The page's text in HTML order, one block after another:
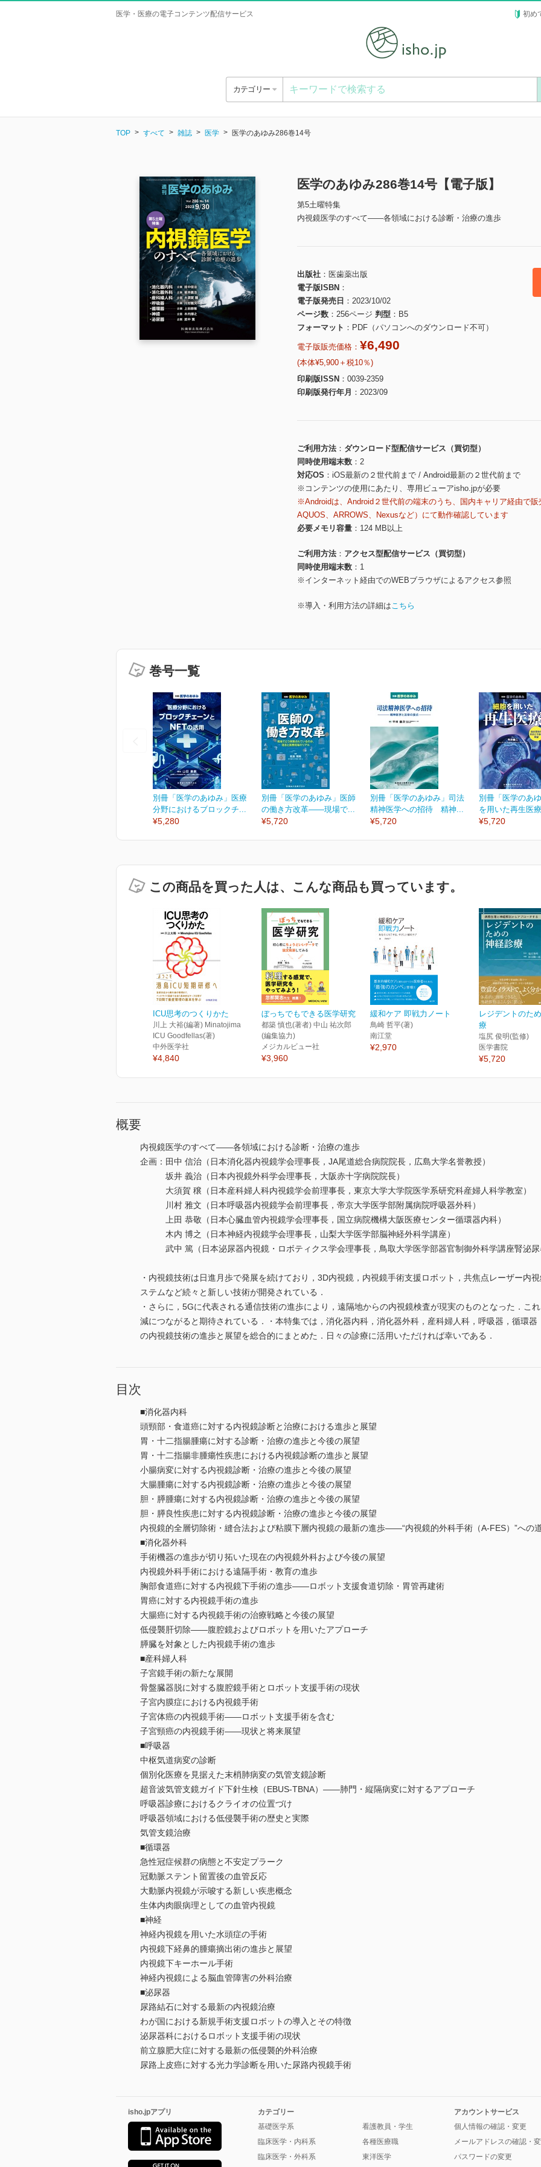
医学・医療の電子コンテンツ配信サービス 初め
カテゴリー
TOP すべて 雑誌 医学 医学のあゆみ286巻14号
医学のあゆみ286巻14号【電子版】
第5土曜特集
内視鏡医学のすべて――各領域における診断・治療の進歩
出版社
医歯薬出版
電子版ISBN
電子版発売日
2023/10/02
ページ数
256ページ 判型
B5
フォーマット
PDF（パソコンへのダウンロード不可）
電子版販売価格： ¥6,490
(本体¥5,900＋税10％)
印刷版ISSN
0039-2359
印刷版発行年月
2023/09
ご利用方法
ダウンロード型配信サービス（買切型）
同時使用端末数
2
対応OS
iOS最新の２世代前まで / Android最新の２世代前まで
※コンテンツの使用にあたり、専用ビューアisho.jpが必要
※Androidは、Android２世代前の端末のうち、国内キャリア経由で
AQUOS、ARROWS、Nexusなど）にて動作確認しています
必要メモリ容量
124 MB以上
ご利用方法
アクセス型配信サービス（買切型）
同時使用端末数
1
※インターネット経由でのWEBブラウザによるアクセス参照
※導入・利用方法の詳細はこちら
巻号一覧
別冊「医学のあゆみ」医療
分野におけるブロックチ...
¥5,280
別冊「医学のあゆみ」医師
の働き方改革――現場で...
¥5,720
別冊「医学のあゆみ」司法
精神医学への招待 精神...
¥5,720
別冊「医学のあ
を用いた再生医
¥5,720
この商品を買った人は、こんな商品も買っています。
ICU思考のつくりかた
川上 大裕(編著) Minatojima
ICU Goodfellas(著)
中外医学社
¥4,840
ぼっちでもできる医学研究
都築 慎也(著者) 中山 祐次郎
(編集協力)
メジカルビュー社
¥3,960
緩和ケア 即戦力ノート
鳥崎 哲平(著)
南江堂
¥2,970
レジデントのた
療
塩尻 俊明(監修)
医学書院
¥5,720
概要
内視鏡医学のすべて――各領域における診断・治療の進歩
企画：田中 信治（日本消化器内視鏡学会理事長，JA尾道総合病院院長，広島大学名誉教授）
坂井 義治（日本内視鏡外科学会理事長，大阪赤十字病院院長）
大須賀 穣（日本産科婦人科内視鏡学会前理事長，東京大学大学院医学系研究科産婦人科学教室）
川村 雅文（日本呼吸器内視鏡学会前理事長，帝京大学医学部附属病院呼吸器外科）
上田 恭敬（日本心臓血管内視鏡学会理事長，国立病院機構大阪医療センター循環器内科）
木内 博之（日本神経内視鏡学会理事長，山梨大学医学部脳神経外科学講座）
武中 篤（日本泌尿器内視鏡・ロボティクス学会理事長，鳥取大学医学部器官制御外科学講座腎泌尿
・内視鏡技術は日進月歩で発展を続けており，3D内視鏡，内視鏡手術支援ロボット，共焦点レーザー内
ステムなど続々と新しい技術が開発されている．
・さらに，5Gに代表される通信技術の進歩により，遠隔地からの内視鏡検査が現実のものとなった．こ
減につながると期待されている．・本特集では，消化器内科，消化器外科，産科婦人科，呼吸器，循環
の内視鏡技術の進歩と展望を総合的にまとめた．日々の診療に活用いただければ幸いである．
目次
■消化器内科
頭頸部・食道癌に対する内視鏡診断と治療における進歩と展望
胃・十二指腸腫瘍に対する診断・治療の進歩と今後の展望
胃・十二指腸非腫瘍性疾患における内視鏡診断の進歩と展望
小腸病変に対する内視鏡診断・治療の進歩と今後の展望
大腸腫瘍に対する内視鏡診断・治療の進歩と今後の展望
胆・膵腫瘍に対する内視鏡診断・治療の進歩と今後の展望
胆・膵良性疾患に対する内視鏡診断・治療の進歩と今後の展望
内視鏡的全層切除術・縫合法および粘膜下層内視鏡の最新の進歩――“内視鏡的外科手術（A-FES）”への
■消化器外科
手術機器の進歩が切り拓いた現在の内視鏡外科および今後の展望
内視鏡外科手術における遠隔手術・教育の進歩
胸部食道癌に対する内視鏡下手術の進歩――ロボット支援食道切除・胃管再建術
胃癌に対する内視鏡手術の進歩
大腸癌に対する内視鏡手術の治療戦略と今後の展望
低侵襲肝切除――腹腔鏡およびロボットを用いたアプローチ
膵臓を対象とした内視鏡手術の進歩
■産科婦人科
子宮鏡手術の新たな展開
骨盤臓器脱に対する腹腔鏡手術とロボット支援手術の現状
子宮内膜症における内視鏡手術
子宮体癌の内視鏡手術――ロボット支援手術を含む
子宮頸癌の内視鏡手術――現状と将来展望
■呼吸器
中枢気道病変の診断
個別化医療を見据えた末梢肺病変の気管支鏡診断
超音波気管支鏡ガイド下針生検（EBUS-TBNA）――肺門・縦隔病変に対するアプローチ
呼吸器診療におけるクライオの位置づけ
呼吸器領域における低侵襲手術の歴史と実際
気管支鏡治療
■循環器
急性冠症候群の病態と不安定プラーク
冠動脈ステント留置後の血管反応
大動脈内視鏡が示唆する新しい疾患概念
生体内肉眼病理としての血管内視鏡
■神経
神経内視鏡を用いた水頭症の手術
内視鏡下経鼻的腫瘍摘出術の進歩と展望
内視鏡下キーホール手術
神経内視鏡による脳血管障害の外科治療
■泌尿器
尿路結石に対する最新の内視鏡治療
わが国における新規手術支援ロボットの導入とその特徴
泌尿器科におけるロボット支援手術の現状
前立腺肥大症に対する最新の低侵襲的外科治療
尿路上皮癌に対する光力学診断を用いた尿路内視鏡手術
isho.jpアプリ
カテゴリー
基礎医学系
臨床医学・内科系
臨床医学・外科系
看護教員・学生
各種医療職
東洋医学
アカウントサービス
個人情報の確認・変更
メールアドレスの確認・
パスワードの変更